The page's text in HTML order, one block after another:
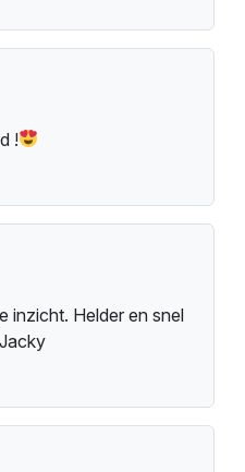
!
inzicht. Helder en snel